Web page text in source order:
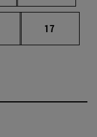
Páginas intermedias
Página
17